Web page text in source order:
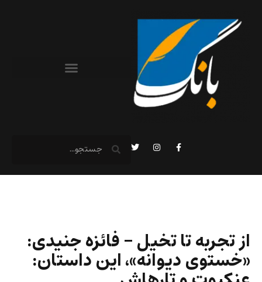
از تجربه تا تخیل – فائزه جنیدی:
«خستوی دیوانه»، این داستان: